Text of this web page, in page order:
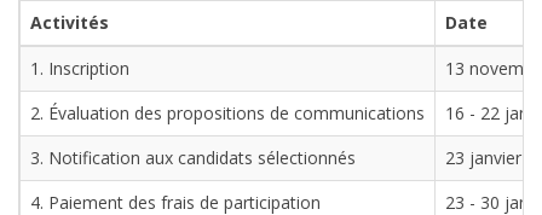
Activités
Date
1. Inscription
13
2. Évaluation des propositions de communications
16 - 22
3. Notification aux candidats sélectionnés
23 janvier
4. Paiement des frais de participation
23 - 30